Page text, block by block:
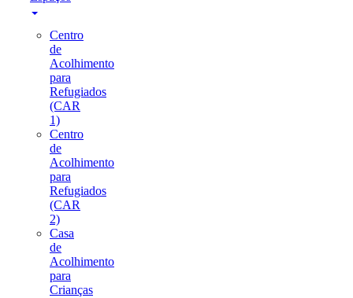
Centro
de
Acolhimento
para
Refugiados
(CAR
1)
Centro
de
Acolhimento
para
Refugiados
(CAR
2)
Casa
de
Acolhimento
para
Crianças